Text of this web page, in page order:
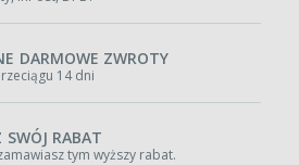
DARMOWE ZWROTY
14 dni
SWÓJ RABAT
tym wyższy rabat.